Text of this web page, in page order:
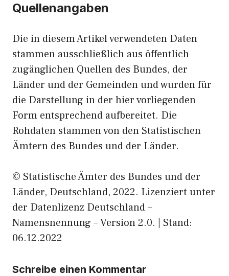
Quellenangaben
Die in diesem Artikel verwendeten Daten
stammen ausschließlich aus öffentlich
zugänglichen Quellen des Bundes, der
Länder und der Gemeinden und wurden für
die Darstellung in der hier vorliegenden
Form entsprechend aufbereitet. Die
Rohdaten stammen von den Statistischen
Ämtern des Bundes und der Länder.
© Statistische Ämter des Bundes und der
Länder, Deutschland, 2022. Lizenziert unter
der Datenlizenz Deutschland –
Namensnennung – Version 2.0. | Stand:
06.12.2022
Schreibe einen Kommentar